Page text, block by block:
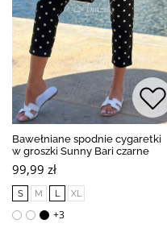
Bawełniane spodnie cygaretki
w groszki Sunny Bari czarne
99,99 zł
S M L XL
+3